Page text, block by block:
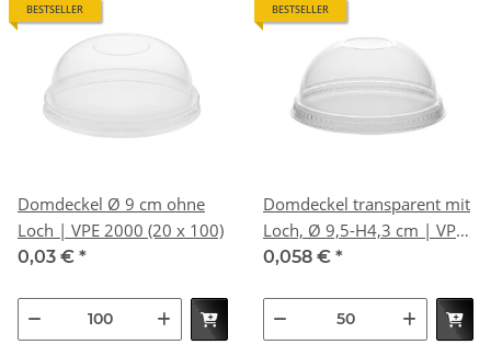
BESTSELLER
Domdeckel Ø 9 cm ohne
Loch | VPE 2000 (20 x 100)
0,03 € *
BESTSELLER
Domdeckel transparent mit
Loch, Ø 9,5-H4,3 cm | VPE
800 (16 x 50)
0,058 € *